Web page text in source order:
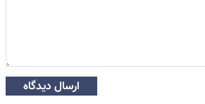
ارسال دیدگاه